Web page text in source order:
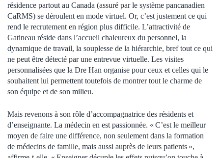
résidence partout au Canada (assuré par le système pancanadien
CaRMS) se déroulent en mode virtuel. Or, c’est justement ce qui
rend le recrutement en région plus difficile. L’attractivité de
Gatineau réside dans l’accueil chaleureux du personnel, la
dynamique de travail, la souplesse de la hiérarchie, bref tout ce qui
ne peut être détecté par une entrevue virtuelle. Les visites
personnalisées que la Dre Han organise pour ceux et celles qui le
souhaitent lui permettent toutefois de montrer tout le charme de
son équipe et de son milieu.
Mais revenons à son rôle d’accompagnatrice des résidents et
d’enseignante. La médecin en est passionnée. « C’est le meilleur
moyen de faire une différence, non seulement dans la formation
de médecins de famille, mais aussi auprès de leurs patients »,